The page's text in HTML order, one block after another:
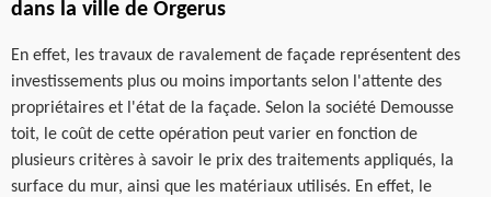
dans la ville de Orgerus
En effet, les travaux de ravalement de façade représentent des
investissements plus ou moins importants selon l'attente des
propriétaires et l'état de la façade. Selon la société Demousse
toit, le coût de cette opération peut varier en fonction de
plusieurs critères à savoir le prix des traitements appliqués, la
surface du mur, ainsi que les matériaux utilisés. En effet, le